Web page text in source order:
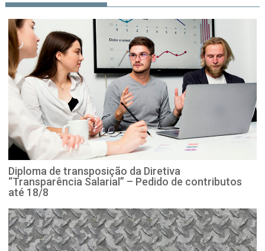
Diploma de transposição da Diretiva
“Transparência Salarial” – Pedido de contributos
até 18/8